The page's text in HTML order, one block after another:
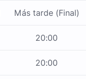
Más tarde (Final)
20:00
20:00